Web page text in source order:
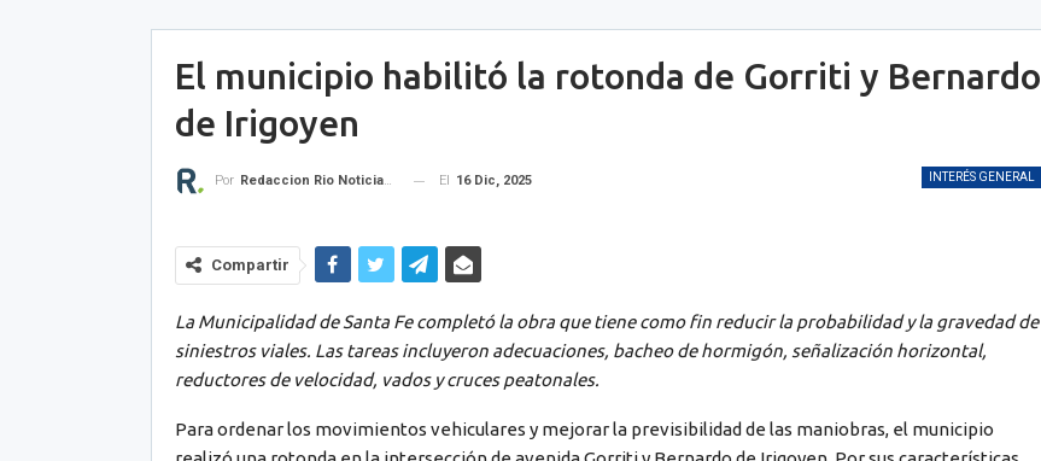
El municipio habilitó la rotonda de Gorriti y Bernardo
de Irigoyen
INTERÉS GENERAL
Por Redaccion Rio Noticias OK El 16 Dic, 2025
Compartir
La Municipalidad de Santa Fe completó la obra que tiene como fin reducirla probabilidad y la gravedad de
siniestros viales. Las tareasincluyeron adecuaciones, bacheo de hormigón, señalización horizontal,
reductores de velocidad, vados y cruces peatonales.
Para ordenar los movimientos vehiculares y mejorar la previsibilidad de las maniobras, el municipio